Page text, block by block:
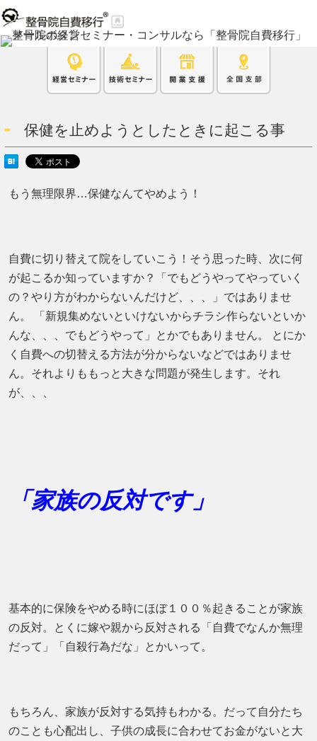
保健を止めようとしたときに起こる事
もう無理限界…保健なんてやめよう！
自費に切り替えて院をしていこう！そう思った時、次に何
が起こるか知っていますか？「でもどうやってやっていく
の？やり方がわからないんだけど、、、」ではありませ
ん。 「新規集めないといけないからチラシ作らないといか
んな、、、でもどうやって」とかでもありません。 とにか
く自費への切替える方法が分からないなどではありませ
ん。それよりももっと大きな問題が発生します。それ
が、、、
「家族の反対です」
基本的に保険をやめる時にほぼ１００％起きることが家族
の反対。とくに嫁や親から反対される「自費でなんか無理
だって」「自殺行為だな」とかいって。
もちろん、家族が反対する気持もわかる。だって自分たち
のことも心配出し、子供の成長に合わせてお金がないと大